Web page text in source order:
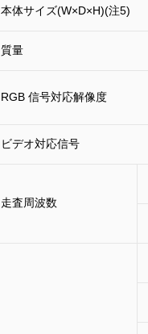
本体サイズ(W×D×H)(注5)
質量
RGB 信号対応解像度
ビデオ対応信号
走査周波数